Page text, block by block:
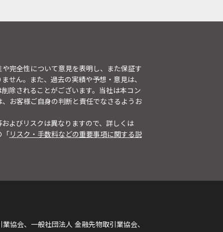
完全性について意見を表明し、また保証す
せん。また、過去の実績や予想・意見は、
除されることがございます。当社は本コン
お客様ご自身の判断と責任でなさるようお
よびリスクは異なりますので、詳しくは
「リスク・手数料などの重要事項に関する説
協会、一般社団法人 金融先物取引業協会、